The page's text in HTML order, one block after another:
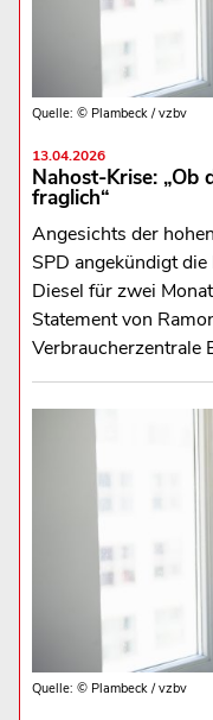
Quelle: © Plambeck / vzbv
13.04.2026
Nahost-Krise: „Ob
fraglich“
Angesichts der
SPD angekündigt
Diesel für zwei
Statement von
Verbraucherzentrale
Quelle: © Plambeck / vzbv